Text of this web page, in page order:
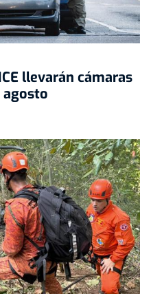
llevarán cámaras